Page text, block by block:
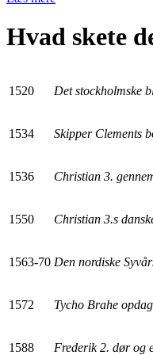
Hvad skete
1520 Det stockholmske
1534 Skipper Clements
1536 Christian 3.
1550 Christian 3.s
1563-70 Den nordiske
1572 Tycho Brahe
1588 Frederik 2. dør og